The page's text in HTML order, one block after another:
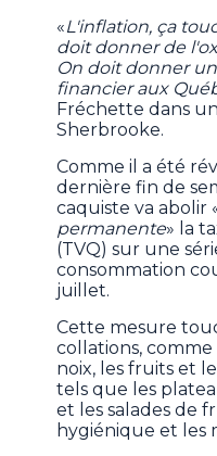
«L'inflation, ça
doit donner de
On doit donner
financier aux
Fréchette dans
Sherbrooke.
Comme il a été
dernière fin de
caquiste va abolir
permanente» la
(TVQ) sur une
consommation
juillet.
Cette mesure
collations,
noix, les fruits et
tels que les
et les salades de
hygiénique et les